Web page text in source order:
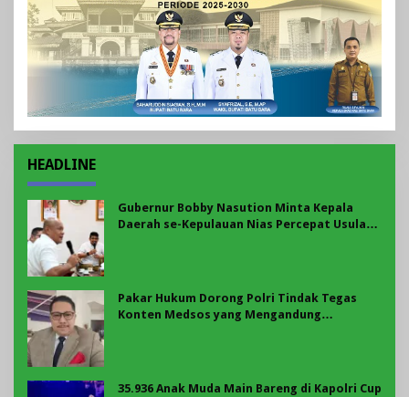
HEADLINE
Gubernur Bobby Nasution Minta Kepala
Daerah se-Kepulauan Nias Percepat Usulan
Pakar Hukum Dorong Polri Tindak Tegas
Konten Medsos yang Mengandung
35.936 Anak Muda Main Bareng di Kapolri Cup